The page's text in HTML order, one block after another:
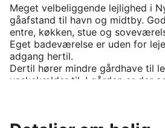
Meget velbeliggende lejlighed i
gåafstand til havn og midtby.
entre, køkken, stue og
Eget badeværelse er uden for
adgang hertil.
Dertil hører mindre gårdhave til
vaskekælder til. I gården er der